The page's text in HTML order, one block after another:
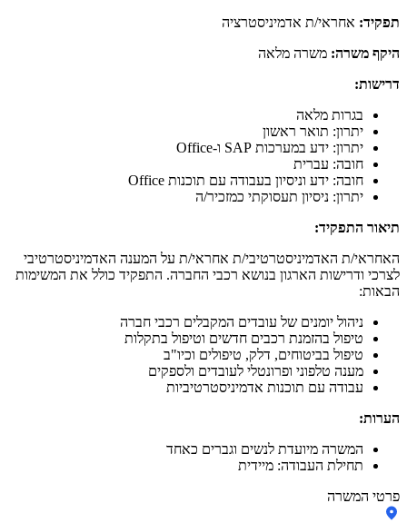
תפקיד: אחראי/ת אדמיניסטרציה
היקף משרה: משרה מלאה
דרישות:
בגרות מלאה
יתרון: תואר ראשון
יתרון: ידע במערכות SAP ו-Office
חובה: עברית
חובה: ידע וניסיון בעבודה עם תוכנות Office
יתרון: ניסיון תעסוקתי כמזכיר/ה
תיאור התפקיד:
האחראי/ת האדמיניסטרטיבי/ת אחראי/ת על המענה האדמיניסטרטיבי
לצרכי ודרישות הארגון בנושא רכבי החברה. התפקיד כולל את המשימות
הבאות:
ניהול יומנים של עובדים המקבלים רכבי חברה
טיפול בהזמנת רכבים חדשים וטיפול בתקלות
טיפול בביטוחים, דלק, טיפולים וכיו"ב
מענה טלפוני ופרונטלי לעובדים ולספקים
עבודה עם תוכנות אדמיניסטרטיביות
הערות:
המשרה מיועדת לנשים וגברים כאחד
תחילת העבודה: מיידית
פרטי המשרה